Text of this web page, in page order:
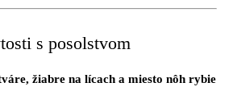
s posolstvom
žiabre na lícach a miesto nôh rybie